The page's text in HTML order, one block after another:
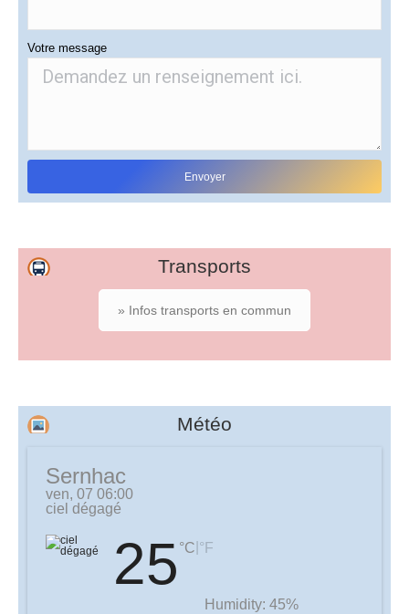
Votre message
Transports
» Infos transports en commun
Météo
Sernhac
ven, 07 06:00
ciel dégagé
25 °C °F
Humidity: 45%